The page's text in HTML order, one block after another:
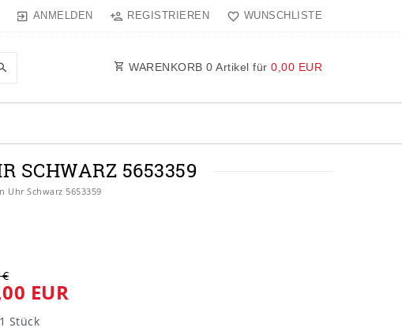
ANMELDEN REGISTRIEREN WUNSCHLISTE
WARENKORB 0 Artikel für 0,00 EUR
SCHWARZ 5653359
Uhr Schwarz 5653359
EUR
1 Stück